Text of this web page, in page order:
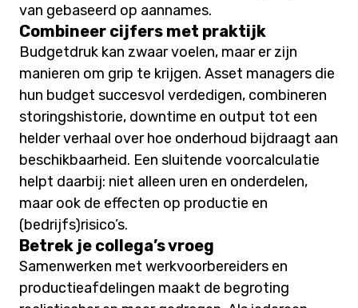
van gebaseerd op aannames.
Combineer cijfers met praktijk
Budgetdruk kan zwaar voelen, maar er zijn
manieren om grip te krijgen. Asset managers die
hun budget succesvol verdedigen, combineren
storingshistorie, downtime en output tot een
helder verhaal over hoe onderhoud bijdraagt aan
beschikbaarheid. Een sluitende voorcalculatie
helpt daarbij: niet alleen uren en onderdelen,
maar ook de effecten op productie en
(bedrijfs)risico’s.
Betrek je collega’s vroeg
Samenwerken met werkvoorbereiders en
productieafdelingen maakt de begroting